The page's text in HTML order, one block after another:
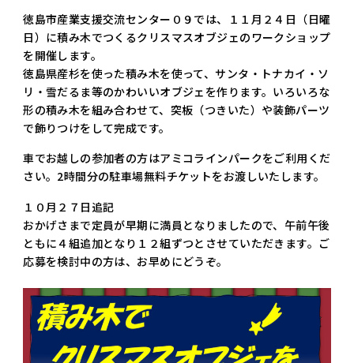
徳島市産業支援交流センター０９では、１１月２４日（日曜
日）に積み木でつくるクリスマスオブジェのワークショップ
を開催します。
徳島県産杉を使った積み木を使って、サンタ・トナカイ・ソ
リ・雪だるま等のかわいいオブジェを作ります。いろいろな
形の積み木を組み合わせて、突板（つきいた）や装飾パーツ
で飾りつけをして完成です。
車でお越しの参加者の方はアミコラインパークをご利用くだ
さい。2時間分の駐車場無料チケットをお渡しいたします。
１０月２７日追記
おかげさまで定員が早期に満員となりましたので、午前午後
ともに４組追加となり１２組ずつとさせていただきます。ご
応募を検討中の方は、お早めにどうぞ。